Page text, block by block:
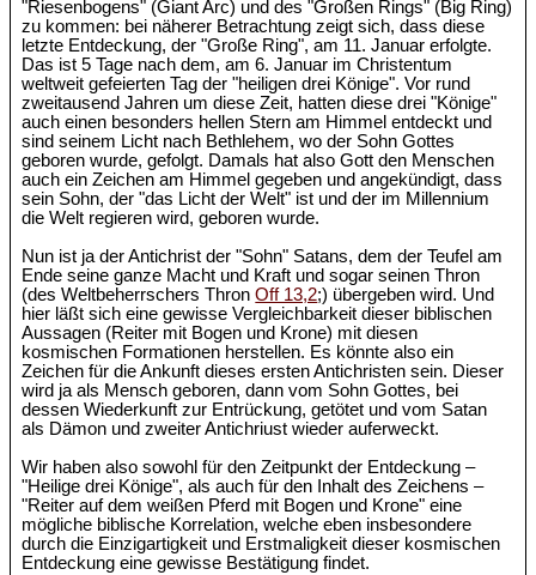
"Riesenbogens" (Giant Arc) und des "Großen Rings" (Big Ring)
zu kommen: bei näherer Betrachtung zeigt sich, dass diese
letzte Entdeckung, der "Große Ring", am 11. Januar erfolgte.
Das ist 5 Tage nach dem, am 6. Januar im Christentum
weltweit gefeierten Tag der "heiligen drei Könige". Vor rund
zweitausend Jahren um diese Zeit, hatten diese drei "Könige"
auch einen besonders hellen Stern am Himmel entdeckt und
sind seinem Licht nach Bethlehem, wo der Sohn Gottes
geboren wurde, gefolgt. Damals hat also Gott den Menschen
auch ein Zeichen am Himmel gegeben und angekündigt, dass
sein Sohn, der "das Licht der Welt" ist und der im Millennium
die Welt regieren wird, geboren wurde.
Nun ist ja der Antichrist der "Sohn" Satans, dem der Teufel am
Ende seine ganze Macht und Kraft und sogar seinen Thron
(des Weltbeherrschers ThronOff 13,2;) übergeben wird. Und
hier läßt sich eine gewisse Vergleichbarkeit dieser biblischen
Aussagen (Reiter mit Bogen und Krone) mit diesen
kosmischen Formationen herstellen. Es könnte also ein
Zeichen für die Ankunft dieses ersten Antichristen sein. Dieser
wird ja als Mensch geboren, dann vom Sohn Gottes, bei
dessen Wiederkunft zur Entrückung, getötet und vom Satan
als Dämon und zweiter Antichriust wieder auferweckt.
Wir haben also sowohl für den Zeitpunkt der Entdeckung –
"Heilige drei Könige", als auch für den Inhalt des Zeichens –
"Reiter auf dem weißen Pferd mit Bogen und Krone" eine
mögliche biblische Korrelation, welche eben insbesondere
durch die Einzigartigkeit und Erstmaligkeit dieser kosmischen
Entdeckung eine gewisse Bestätigung findet.